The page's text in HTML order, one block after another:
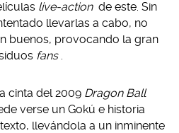
live-action de este. Sin
llevarlas a cabo, no
buenos, provocando la gran
fans .
cinta del 2009 Dragon Ball
verse un Gokú e historia
llevándola a un inminente